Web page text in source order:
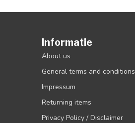
Informatie
About us
General terms and conditions
Impressum
Returning items
Privacy Policy / Disclaimer